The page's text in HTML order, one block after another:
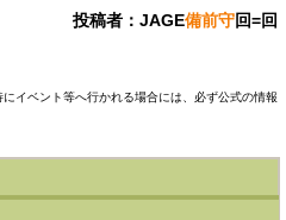
投稿者：JAGE備前守回=回
イベント等へ行かれる場合には、必ず公式の情報